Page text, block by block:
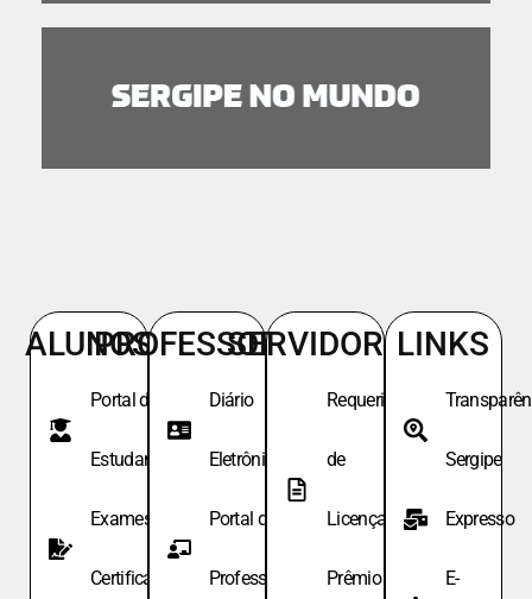
ALUNOS
Portal do
Estudante
Exames de
Certificação
PROFESSORES
Diário
Eletrônico
Portal do
Professor
SERVIDORES
Requeri.
de
Licença
Prêmio
LINKS
Sergipe
Expresso
E-